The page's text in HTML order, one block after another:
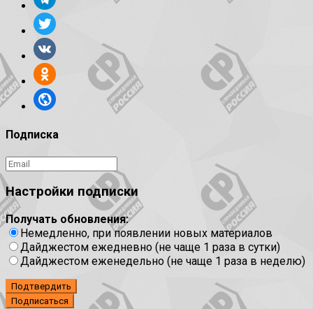
Подписка
Настройки подписки
Получать обновления:
Немедленно, при появлении новых материалов
Дайджестом ежедневно (не чаще 1 раза в сутки)
Дайджестом еженедельно (не чаще 1 раза в неделю)
Подтвердить